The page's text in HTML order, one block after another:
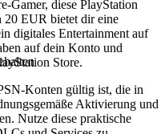
Gamer, diese PlayStation
20 EUR bietet dir eine
digitales Entertainment auf
auf dein Konto und
Store.
Konten gültig ist, die in
Aktivierung und
Nutze diese praktische